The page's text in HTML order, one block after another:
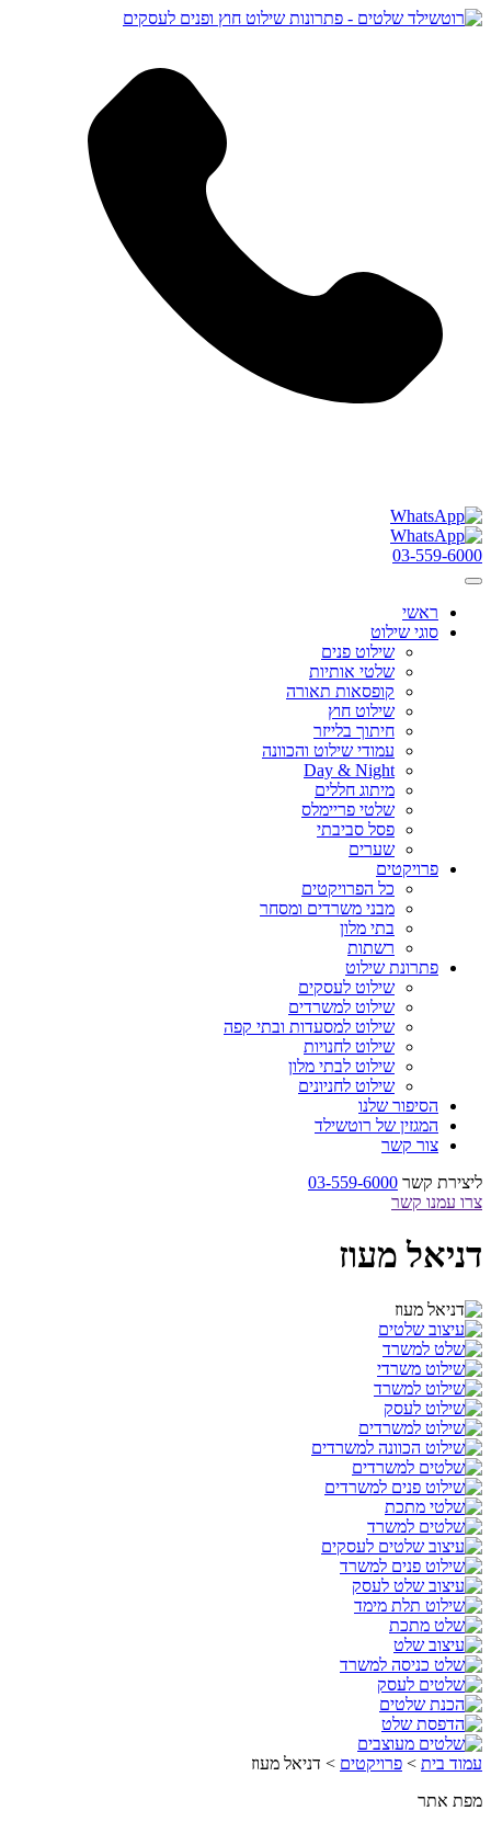
03-559-6000
ראשי
סוגי שילוט
שילוט פנים
שלטי אותיות
קופסאות תאורה
שילוט חוץ
חיתוך בלייזר
עמודי שילוט והכוונה
Day & Night
מיתוג חללים
שלטי פריימלס
פסל סביבתי
שערים
פרויקטים
כל הפרויקטים
מבני משרדים ומסחר
בתי מלון
רשתות
פתרונת שילוט
שילוט לעסקים
שילוט למשרדים
שילוט למסעדות ובתי קפה
שילוט לחנויות
שילוט לבתי מלון
שילוט לחניונים
הסיפור שלנו
המגזין של רוטשילד
צור קשר
ליצירת קשר 03-559-6000
צרו עמנו קשר
דניאל מעוז
עמוד בית > פרויקטים > דניאל מעוז
מפת אתר